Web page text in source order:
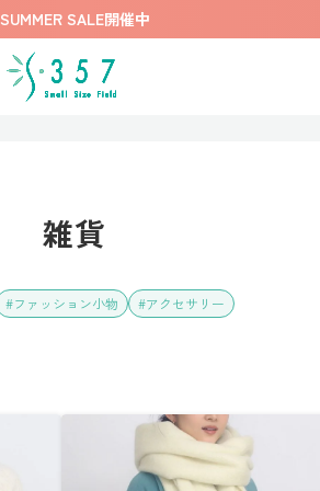
SUMMER SALE開催中
雑貨
ファッション小物 アクセサリー